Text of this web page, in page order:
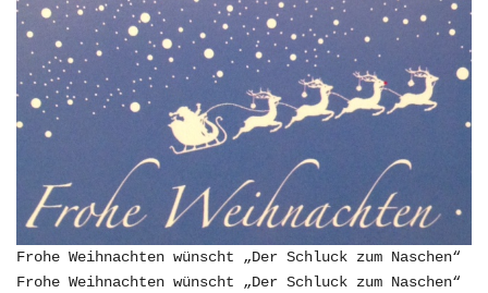
Frohe Weihnachten wünscht „Der Schluck zum Naschen“
Frohe Weihnachten wünscht „Der Schluck zum Naschen“